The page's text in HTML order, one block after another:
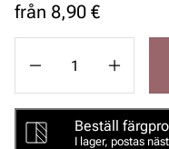
från 8,90 €
Beställ
I lager, postas